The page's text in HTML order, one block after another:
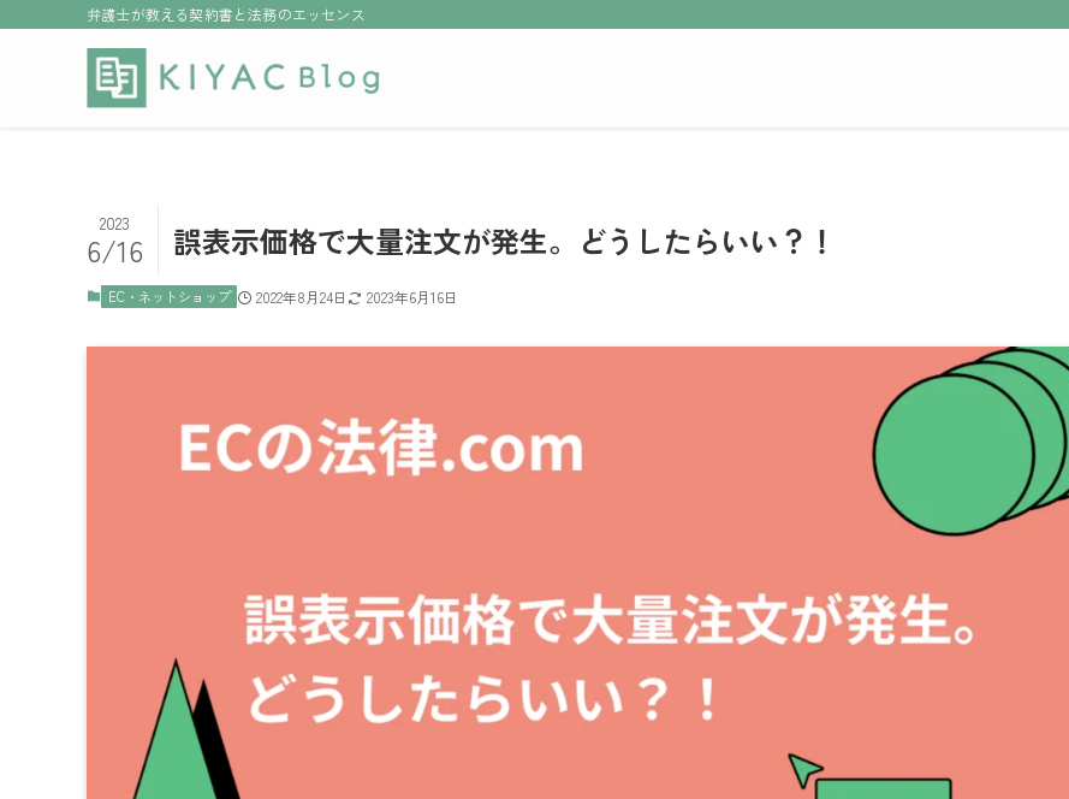
弁護士が教える契約書と法務のエッセンス
誤表示価格で大量注文が発生。どうしたらいい？！
2023
6/16
EC・ネットショップ 2022年8月24日 2023年6月16日